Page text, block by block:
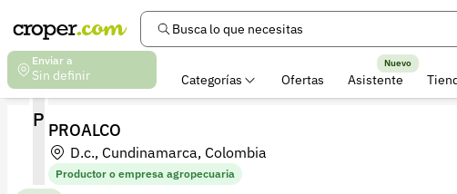
Busca lo que necesitas
Enviar a
Sin definir Categorías Ofertas Asistente
Nuevo
P PROALCO
D.c., Cundinamarca, Colombia
Productor o empresa agropecuaria